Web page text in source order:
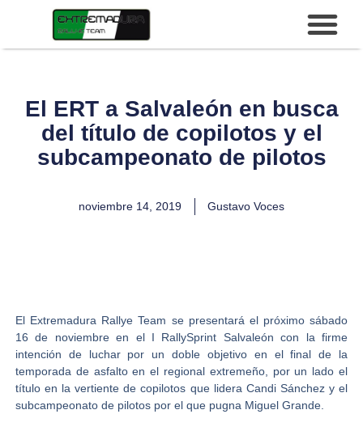
El ERT a Salvaleón en busca
del título de copilotos y el
subcampeonato de pilotos
noviembre 14, 2019 Gustavo Voces
El Extremadura Rallye Team se presentará el próximo sábado
16 de noviembre en el I RallySprint Salvaleón con la firme
intención de luchar por un doble objetivo en el final de la
temporada de asfalto en el regional extremeño, por un lado el
título en la vertiente de copilotos que lidera Candi Sánchezy el
subcampeonato de pilotos por el que pugna Miguel Grande.